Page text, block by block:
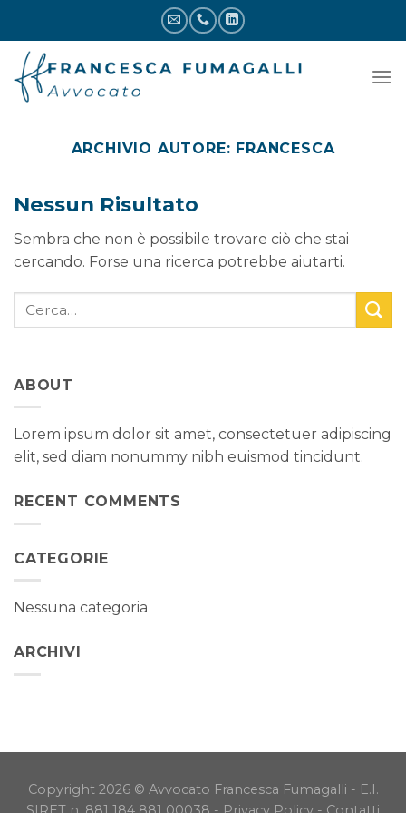
content
ARCHIVIO AUTORE: FRANCESCA
Nessun Risultato
Sembra che non è possibile trovare ciò che stai
cercando. Forse una ricerca potrebbe aiutarti.
ABOUT
Lorem ipsum dolor sit amet, consectetuer adipiscing
elit, sed diam nonummy nibh euismod tincidunt.
RECENT COMMENTS
CATEGORIE
Nessuna categoria
ARCHIVI
Copyright 2026 © Avvocato Francesca Fumagalli - E.I.